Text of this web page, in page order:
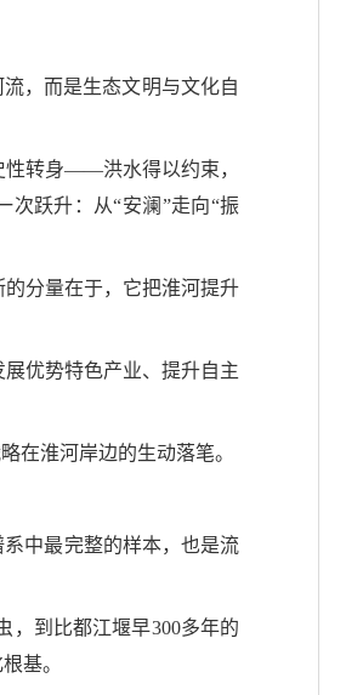
，而是生态文明与文化自
性转身——洪水得以约束，
跃升：从“安澜”走向“振
分量在于，它把淮河提升
优势特色产业、提升自主
在淮河岸边的生动落笔。
中最完整的样本，也是流
，到比都江堰早300多年的
基。